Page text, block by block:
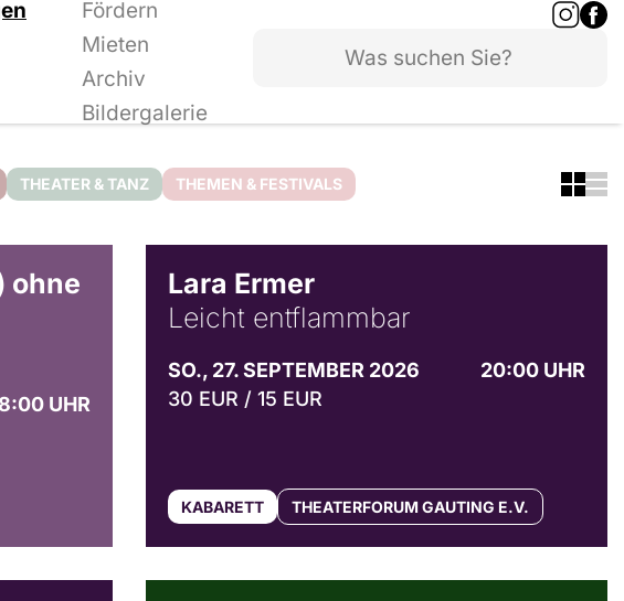
Fördern
Mieten
Archiv
Bildergalerie
THEATER & TANZ THEMEN & FESTIVALS
ohne
UHR
Lara Ermer
Leicht entflammbar
SO., 27. SEPTEMBER 2026
20:00 UHR
30 EUR / 15 EUR
KABARETT THEATERFORUM GAUTING E.V.